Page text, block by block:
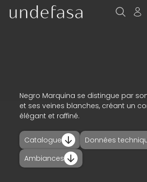
produits_
projets_
téléchargements_
actualités_
Negro Marquina se distingue par
et ses veines blanches, créant un
élégant et raffiné.
Catalogue
Données
Ambiances